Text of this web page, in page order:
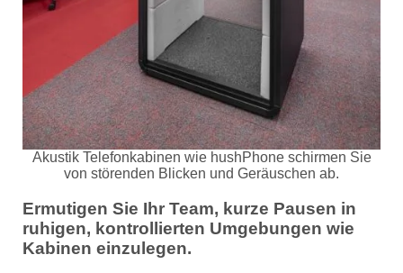
Akustik Telefonkabinen wie hushPhone schirmen Sie
von störenden Blicken und Geräuschen ab.
Ermutigen Sie Ihr Team, kurze Pausen in
ruhigen, kontrollierten Umgebungen wie
Kabinen einzulegen.